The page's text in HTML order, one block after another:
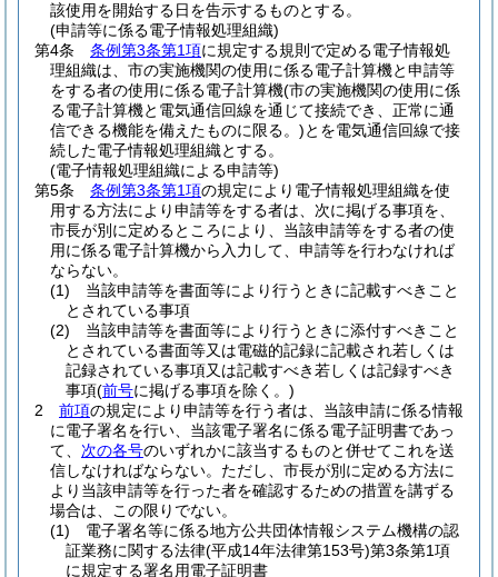
該使用を開始する日を告示するものとする。
(申請等に係る電子情報処理組織)
第4条
条例第3条第1項に規定する規則で定める電子情報処
理組織は、市の実施機関の使用に係る電子計算機と申請等
をする者の使用に係る電子計算機(市の実施機関の使用に係
る電子計算機と電気通信回線を通じて接続でき、正常に通
信できる機能を備えたものに限る。)とを電気通信回線で接
続した電子情報処理組織とする。
(電子情報処理組織による申請等)
第5条
条例第3条第1項の規定により電子情報処理組織を使
用する方法により申請等をする者は、次に掲げる事項を、
市長が別に定めるところにより、当該申請等をする者の使
用に係る電子計算機から入力して、申請等を行わなければ
ならない。
(1)
当該申請等を書面等により行うときに記載すべきこと
とされている事項
(2)
当該申請等を書面等により行うときに添付すべきこと
とされている書面等又は電磁的記録に記載され若しくは
記録されている事項又は記載すべき若しくは記録すべき
事項(前号に掲げる事項を除く。)
2
前項の規定により申請等を行う者は、当該申請に係る情報
に電子署名を行い、当該電子署名に係る電子証明書であっ
て、 次の各号のいずれかに該当するものと併せてこれを送
信しなければならない。 ただし、市長が別に定める方法に
より当該申請等を行った者を確認するための措置を講ずる
場合は、この限りでない。
(1)
電子署名等に係る地方公共団体情報システム機構の認
証業務に関する法律(平成14年法律第153号)第3条第1項
に規定する署名用電子証明書